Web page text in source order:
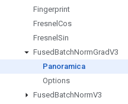
Fingerprint
Fresnel Cos
Fresnel Sin
FusedBatchNormGradV3
Panoramica
Options
FusedBatchNormV3